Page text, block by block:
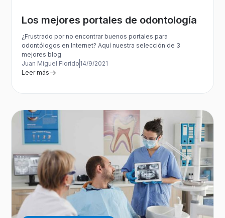
Los mejores portales de odontología
¿Frustrado por no encontrar buenos portales para
odontólogos en Internet? Aquí nuestra selección de 3
mejores blog
Juan Miguel Florido 14/9/2021
Leer más